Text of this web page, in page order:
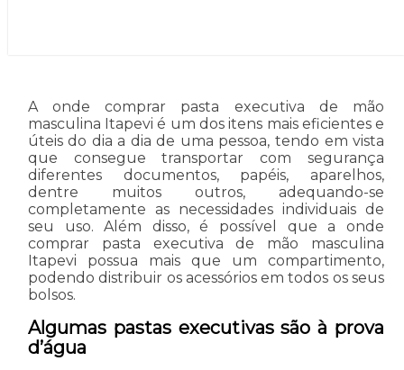
A onde comprar pasta executiva de mão
masculina Itapevi é um dos itens mais eficientes e
úteis do dia a dia de uma pessoa, tendo em vista
que consegue transportar com segurança
diferentes documentos, papéis, aparelhos,
dentre muitos outros, adequando-se
completamente as necessidades individuais de
seu uso. Além disso, é possível que a onde
comprar pasta executiva de mão masculina
Itapevi possua mais que um compartimento,
podendo distribuir os acessórios em todos os seus
bolsos.
Algumas pastas executivas são à prova
d’água